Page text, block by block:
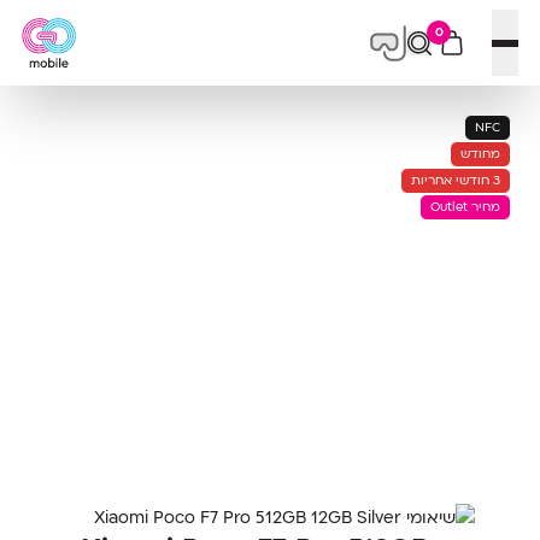
פתח תפריט
0
NFC
מחודש
3 חודשי אחריות
מחיר Outlet